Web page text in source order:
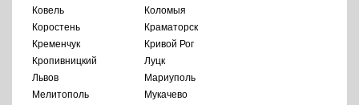
Ковель
Коломыя
Коростень
Краматорск
Кременчук
Кривой Рог
Кропивницкий
Луцк
Львов
Мариуполь
Мелитополь
Мукачево